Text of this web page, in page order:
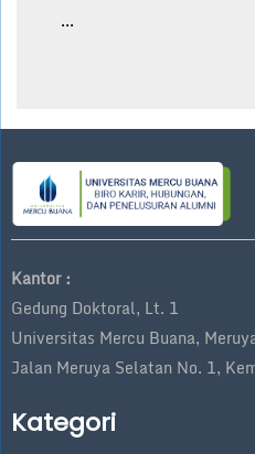
...
Kantor :
Gedung Doktoral, Lt. 1
Universitas Mercu Buana,
Jalan Meruya Selatan No. 1,
Kategori